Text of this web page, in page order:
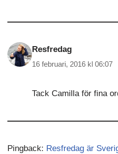
Resfredag
16 februari, 2016 kl 06:07
Tack Camilla för fina
Pingback: Resfredag är